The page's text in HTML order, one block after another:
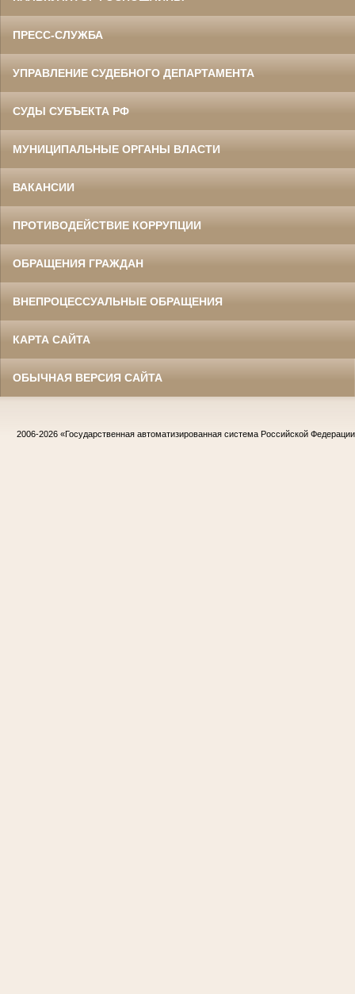
ПРЕСС-СЛУЖБА
УПРАВЛЕНИЕ СУДЕБНОГО ДЕПАРТАМЕНТА
СУДЫ СУБЪЕКТА РФ
МУНИЦИПАЛЬНЫЕ ОРГАНЫ ВЛАСТИ
ВАКАНСИИ
ПРОТИВОДЕЙСТВИЕ КОРРУПЦИИ
ОБРАЩЕНИЯ ГРАЖДАН
ВНЕПРОЦЕССУАЛЬНЫЕ ОБРАЩЕНИЯ
КАРТА САЙТА
ОБЫЧНАЯ ВЕРСИЯ САЙТА
2006-2026 «Государственная автоматизированная система Российской